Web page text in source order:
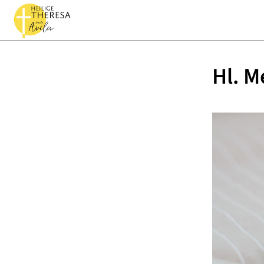
Hl.